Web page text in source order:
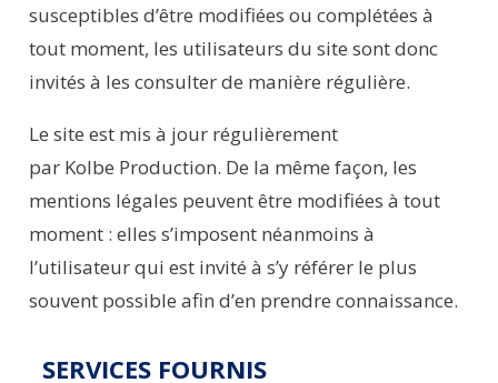
susceptibles d’être modifiées ou complétées à
tout moment, les utilisateurs du site sont donc
invités à les consulter de manière régulière.
Le site est mis à jour régulièrement
par Kolbe Production. De la même façon, les
mentions légales peuvent être modifiées à tout
moment : elles s’imposent néanmoins à
l’utilisateur qui est invité à s’y référer le plus
souvent possible afin d’en prendre connaissance.
SERVICES FOURNIS